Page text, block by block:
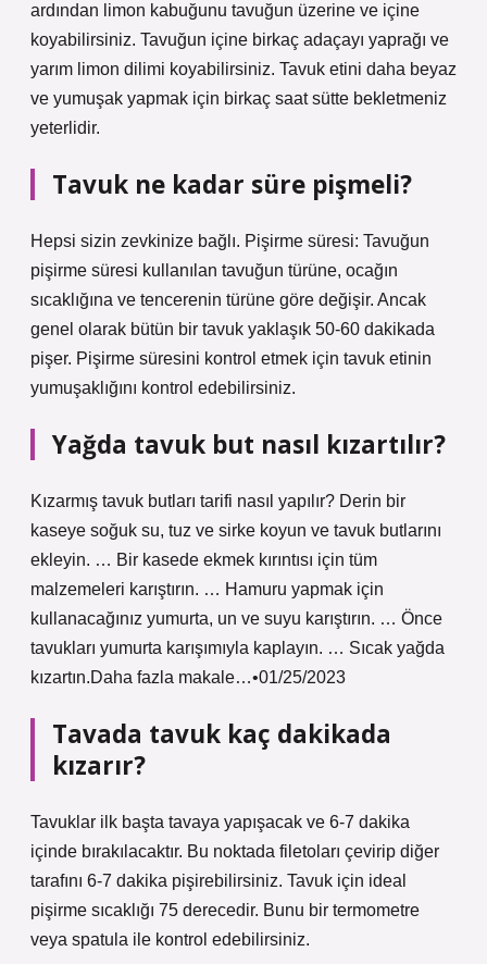
ardından limon kabuğunu tavuğun üzerine ve içine
koyabilirsiniz. Tavuğun içine birkaç adaçayı yaprağı ve
yarım limon dilimi koyabilirsiniz. Tavuk etini daha beyaz
ve yumuşak yapmak için birkaç saat sütte bekletmeniz
yeterlidir.
Tavuk ne kadar süre pişmeli?
Hepsi sizin zevkinize bağlı. Pişirme süresi: Tavuğun
pişirme süresi kullanılan tavuğun türüne, ocağın
sıcaklığına ve tencerenin türüne göre değişir. Ancak
genel olarak bütün bir tavuk yaklaşık 50-60 dakikada
pişer. Pişirme süresini kontrol etmek için tavuk etinin
yumuşaklığını kontrol edebilirsiniz.
Yağda tavuk but nasıl kızartılır?
Kızarmış tavuk butları tarifi nasıl yapılır? Derin bir
kaseye soğuk su, tuz ve sirke koyun ve tavuk butlarını
ekleyin. … Bir kasede ekmek kırıntısı için tüm
malzemeleri karıştırın. … Hamuru yapmak için
kullanacağınız yumurta, un ve suyu karıştırın. … Önce
tavukları yumurta karışımıyla kaplayın. … Sıcak yağda
kızartın.Daha fazla makale…•01/25/2023
Tavada tavuk kaç dakikada
kızarır?
Tavuklar ilk başta tavaya yapışacak ve 6-7 dakika
içinde bırakılacaktır. Bu noktada filetoları çevirip diğer
tarafını 6-7 dakika pişirebilirsiniz. Tavuk için ideal
pişirme sıcaklığı 75 derecedir. Bunu bir termometre
veya spatula ile kontrol edebilirsiniz.